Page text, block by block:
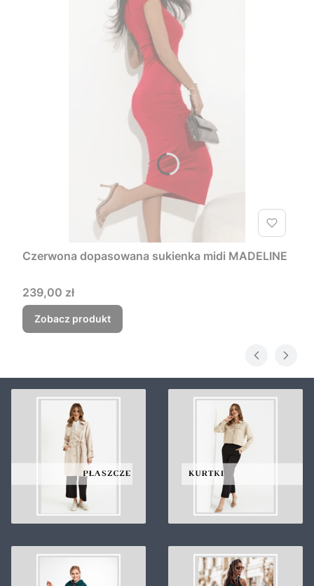
Czerwona dopasowana sukienka midi MADELINE
Cena
239,00 zł
Zobacz produkt